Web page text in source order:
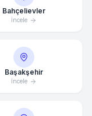
Bahçelievler
İncele
Başakşehir
İncele